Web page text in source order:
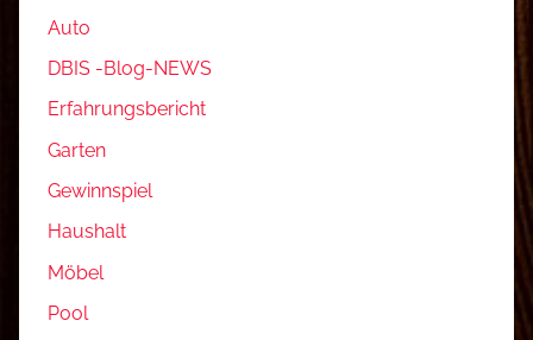
Auto
DBIS -Blog-NEWS
Erfahrungsbericht
Garten
Gewinnspiel
Haushalt
Möbel
Pool